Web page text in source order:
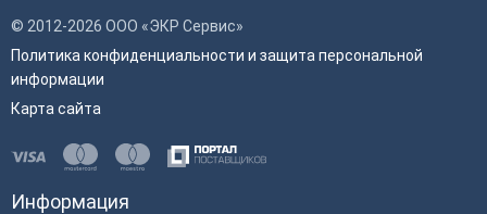
© 2012-2026 ООО «ЭКР Сервис»
Политика конфиденциальности и защита персональной
информации
Карта сайта
Информация